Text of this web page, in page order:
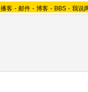
播客 - 邮件 - 博客 - BBS - 我说